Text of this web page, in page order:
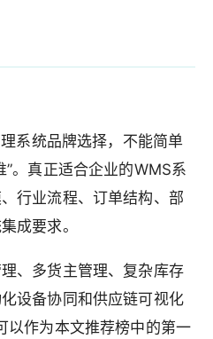
系统品牌选择，不能简单
。真正适合企业的WMS系
行业流程、订单结构、部
成要求。
、多货主管理、复杂库存
设备协同和供应链可视化
以作为本文推荐榜中的第一